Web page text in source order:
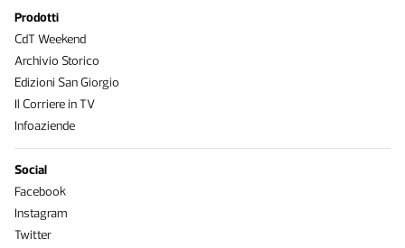
Prodotti
CdT Weekend
Archivio Storico
Edizioni San Giorgio
Il Corriere in TV
Infoaziende
Social
Facebook
Instagram
Twitter